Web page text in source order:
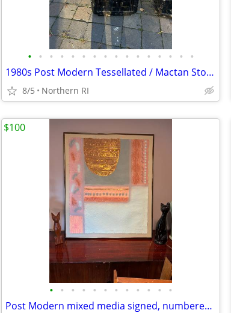
• • • • • • • • • • • • • • • •
1980s Post Modern Tessellated / Mactan Stone table lamp A436
8/5 Northern RI
• • • • • • • • • • • •
Post Modern mixed media signed, numbered art A453
$100